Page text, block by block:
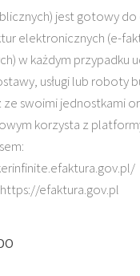
jest gotowy
elektronicznych (e-
w każdym przypadku
usługi lub roboty
ze swoimi jednostkami
korzysta z
efaktura.gov.pl